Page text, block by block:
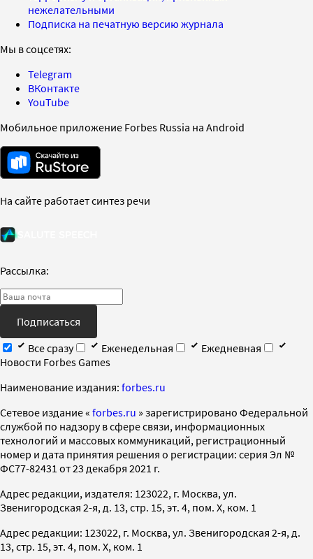
нежелательными
Подписка на печатную версию журнала
Мы в соцсетях:
Telegram
ВКонтакте
YouTube
Мобильное приложение Forbes Russia на Android
На сайте работает синтез речи
Рассылка:
Подписаться
Все сразу
Еженедельная
Ежедневная
Новости Forbes Games
Наименование издания: forbes.ru
Cетевое издание « forbes.ru » зарегистрировано Федеральной
службой по надзору в сфере связи, информационных
технологий и массовых коммуникаций, регистрационный
номер и дата принятия решения о регистрации: серия Эл №
ФС77-82431 от 23 декабря 2021 г.
Адрес редакции, издателя: 123022, г. Москва, ул.
Звенигородская 2-я, д. 13, стр. 15, эт. 4, пом. X, ком. 1
Адрес редакции: 123022, г. Москва, ул. Звенигородская 2-я, д.
13, стр. 15, эт. 4, пом. X, ком. 1